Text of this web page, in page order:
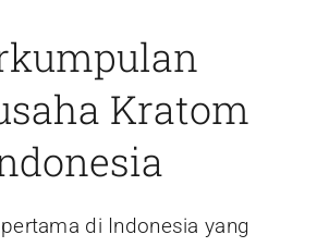
Kratom
di Indonesia yang